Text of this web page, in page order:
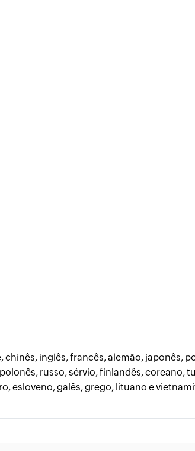
chinês, inglês, francês, alemão, japonês,
russo, sérvio, finlandês, coreano,
esloveno, galês, grego, lituano e